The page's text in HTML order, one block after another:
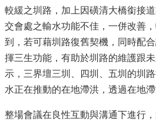
較緩之圳路，加上因磺清大橋銜接
交會處之輸水功能不佳，一併改善
到，若可藉圳路復舊契機，同時配
揮三生功能，有助於圳路的維護跟
示，三界壇三圳、四圳、五圳的圳
水正在推動的在地滯洪，透過在地滯
整場會議在良性互動與溝通下進行